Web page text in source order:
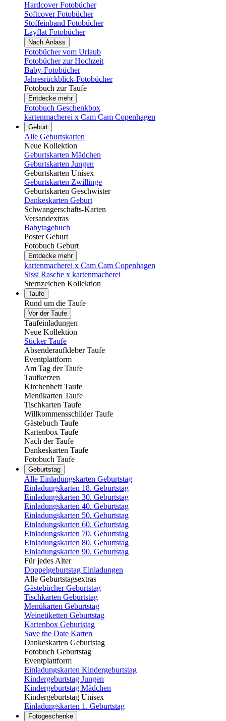
Hardcover Fotobücher
Softcover Fotobücher
Stoffeinband Fotobücher
Layflat Fotobücher
Nach Anlass
Fotobücher vom Urlaub
Fotobücher zur Hochzeit
Baby-Fotobücher
Jahresrückblick-Fotobücher
Fotobuch zur Taufe
Entdecke mehr
Fotobuch Geschenkbox
kartenmacherei x Cam Cam Copenhagen
Geburt
Alle Geburtskarten
Neue Kollektion
Geburtskarten Mädchen
Geburtskarten Jungen
Geburtskarten Unisex
Geburtskarten Zwillinge
Geburtskarten Geschwister
Dankeskarten Geburt
Schwangerschafts-Karten
Versandextras
Babytagebuch
Poster Geburt
Fotobuch Geburt
Entdecke mehr
kartenmacherei x Cam Cam Copenhagen
Sissi Rasche x kartenmacherei
Sternzeichen Kollektion
Taufe
Rund um die Taufe
Vor der Taufe
Taufeinladungen
Neue Kollektion
Sticker Taufe
Absenderaufkleber Taufe
Eventplattform
Am Tag der Taufe
Taufkerzen
Kirchenheft Taufe
Menükarten Taufe
Tischkarten Taufe
Willkommensschilder Taufe
Gästebuch Taufe
Kartenbox Taufe
Nach der Taufe
Dankeskarten Taufe
Fotobuch Taufe
Geburtstag
Alle Einladungskarten Geburtstag
Einladungskarten 18. Geburtstag
Einladungskarten 30. Geburtstag
Einladungskarten 40. Geburtstag
Einladungskarten 50. Geburtstag
Einladungskarten 60. Geburtstag
Einladungskarten 70. Geburtstag
Einladungskarten 80. Geburtstag
Einladungskarten 90. Geburtstag
Für jedes Alter
Doppelgeburtstag Einladungen
Alle Geburtstagsextras
Gästebücher Geburtstag
Tischkarten Geburtstag
Menükarten Geburtstag
Weinetiketten Geburtstag
Kartenbox Geburtstag
Save the Date Karten
Dankeskarten Geburtstag
Fotobuch Geburtstag
Eventplattform
Einladungskarten Kindergeburtstag
Kindergeburtstag Jungen
Kindergeburtstag Mädchen
Kindergeburtstag Unisex
Einladungskarten 1. Geburtstag
Fotogeschenke